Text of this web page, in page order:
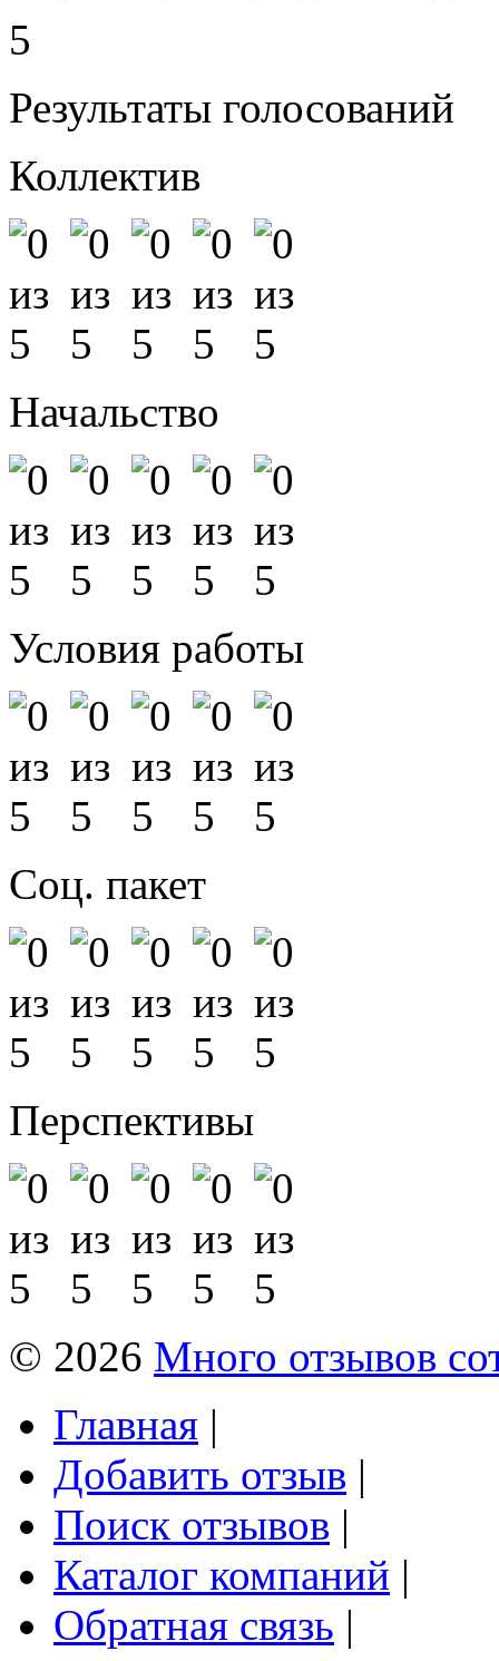
5
Результаты голосований
Коллектив
Начальство
Условия работы
Соц. пакет
Перспективы
© 2026 Много отзывов
Главная |
Добавить отзыв |
Поиск отзывов |
Каталог компаний |
Обратная связь |